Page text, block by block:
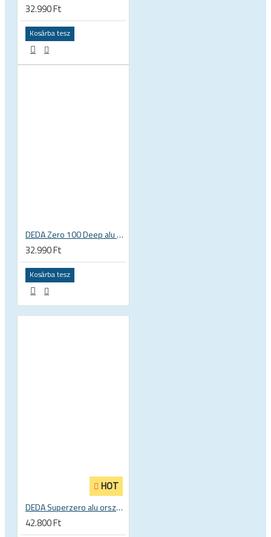
32.990 Ft
Kosárba tesz
DEDA Zero 100 Deep alu országúti kormány
32.990 Ft
Kosárba tesz
HOT
DEDA Superzero alu országúti kerékpár kompakt hajlítású kormány
42.800 Ft